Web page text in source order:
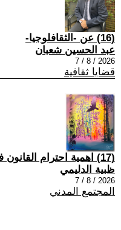
(16) عن -الثقافلوجيا-
عبد الحسين شعبان
2026 / 8 / 7
قضايا ثقافية
(17) اهمية احترام القانون في الحياة اليومية
ظبية الدليمي
2026 / 8 / 7
المجتمع المدني